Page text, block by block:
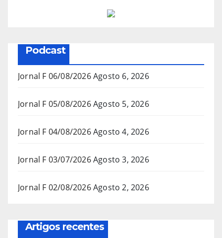
Podcast
Jornal F 06/08/2026Agosto 6, 2026
Jornal F 05/08/2026Agosto 5, 2026
Jornal F 04/08/2026Agosto 4, 2026
Jornal F 03/07/2026Agosto 3, 2026
Jornal F 02/08/2026Agosto 2, 2026
Artigos recentes